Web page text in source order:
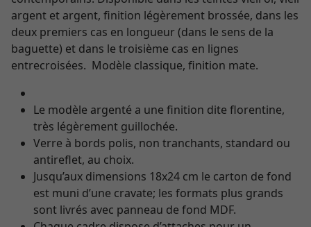
argent et argent, finition légèrement brossée, dans les
deux premiers cas en longueur (dans le sens de la
baguette) et dans le troisième cas en lignes
entrecroisées. Modèle classique, finition mate.
Le modèle argenté a une finition dite florentine,
très légèrement guillochée.
Verre à bords polis, non tranchants, standard ou
antireflet, au choix.
Jusqu’aux dimensions 18x24 cm le carton de fond
est muni d’une cravate; les formats plus grands
sont livrés avec panneau de fond MDF.